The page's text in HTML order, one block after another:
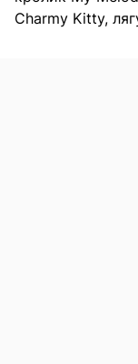
Charmy Kitty,